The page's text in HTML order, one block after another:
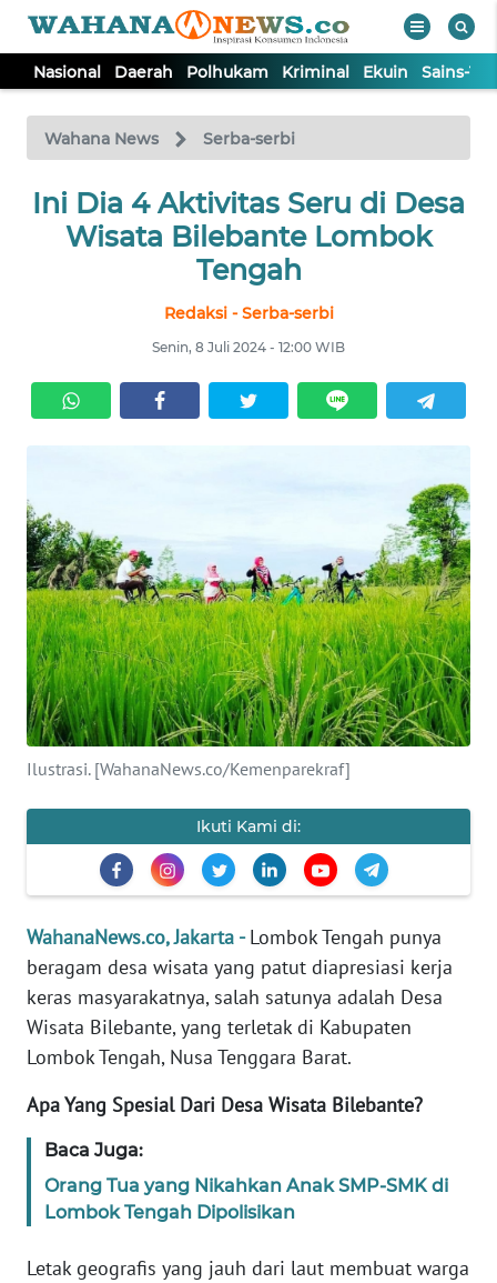
Nasional Daerah Polhukam Kriminal Ekuin Sains-
Wahana News Serba-serbi
Ini Dia 4 Aktivitas Seru di Desa
Wisata Bilebante Lombok
Tengah
Redaksi - Serba-serbi
Senin, 8 Juli 2024 - 12:00 WIB
Ilustrasi. [WahanaNews.co/Kemenparekraf]
Ikuti Kami di:
WahanaNews.co, Jakarta -Lombok Tengah punya
beragam desa wisata yang patut diapresiasi kerja
keras masyarakatnya, salah satunya adalah Desa
Wisata Bilebante, yang terletak di Kabupaten
Lombok Tengah, Nusa Tenggara Barat.
Apa Yang Spesial Dari Desa Wisata Bilebante?
Baca Juga:
Orang Tua yang Nikahkan Anak SMP-SMK di
Lombok Tengah Dipolisikan
Letak geografis yang jauh dari laut membuat warga
TV
Tutup
NASIONAL
KRIMINAL
EKUIN
SAINS-TEKNO
KESEHATAN
INTERNASIONAL
SERBA-SERBI
PENDIDIKAN
EDITORIAL
Informasi
INDEKS
KAMI
INFO